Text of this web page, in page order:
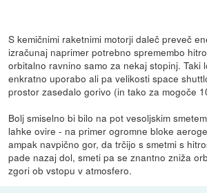
S kemičnimi raketnimi motorji daleč preveč
izračunaj naprimer potrebno spremembo
orbitalno ravnino samo za nekaj stopinj. Taki
enkratno uporabo ali pa velikosti space
prostor zasedalo gorivo (in tako za mogoče
Bolj smiselno bi bilo na pot vesoljskim
lahke ovire - na primer ogromne bloke
ampak navpično gor, da trčijo s smetmi s
pade nazaj dol, smeti pa se znantno zniža
zgori ob vstopu v atmosfero.